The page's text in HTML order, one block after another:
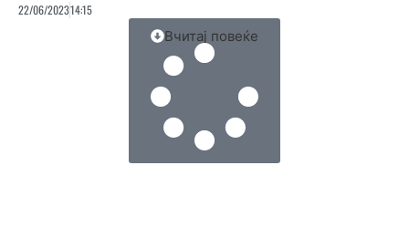
22/06/202314:15
Вчитај повеќе